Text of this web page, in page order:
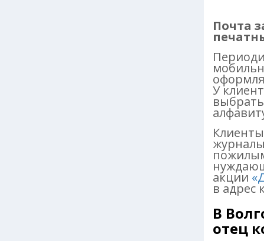
Почта
У
акции
в адрес
В
отец